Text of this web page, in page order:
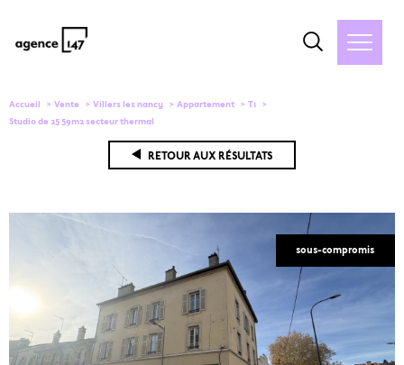
Accueil Vente Villers les nancy Appartement
T1
Studio de 25 59m2 secteur thermal
RETOUR AUX RÉSULTATS
sous-compromis